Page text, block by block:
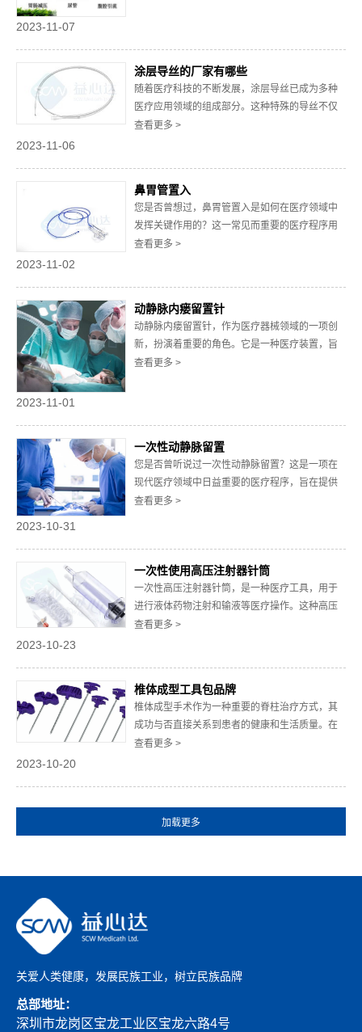
症，如感染、腹腔脓肿和腹...
2023-11-07
涂层导丝的厂家有哪些
随着医疗科技的不断发展，涂层导丝已成为多种
医疗应用领域的组成部分。这种特殊的导丝不仅
可以用于血管介入手术、心脏病治疗、神经外科
新技术有限公司一起了解选择涂层导丝制造商时
应考虑的...
查看更多 >
2023-11-06
鼻胃管置入
您是否曾想过，鼻胃管置入是如何在医疗领域中
发挥关键作用的？这一常见而重要的医疗程序用
于治疗各种胃肠道问题，但很少有人深入了解其
持，帮助他们恢复健康，维持适当的营养水平。
鼻胃管置入...
查看更多 >
2023-11-02
动静脉内瘘留置针
动静脉内瘘留置针，作为医疗器械领域的一项创
新，扮演着重要的角色。它是一种医疗装置，旨
在建立动脉和静脉之间的连接，通常用于透析患
针的优...
查看更多 >
2023-11-01
一次性动静脉留置
您是否曾听说过一次性动静脉留置？这是一项在
现代医疗领域中日益重要的医疗程序，旨在提供
一种更便捷、更卫生的方式来建立静脉通道，以
别是益心达医疗器械提供的产品，以及它们如何
改善医疗体验。1. 了解一次性动静脉留置一次性
动静...
查看更多 >
2023-10-31
一次性使用高压注射器针筒
一次性高压注射器针筒，是一种医疗工具，用于
进行液体药物注射和输液等医疗操作。这种高压
注射器针筒能够承受高压力的注射，通常用于注
料制成，以确保它能够承受高压，避免药液外泄
或引起污染...
查看更多 >
2023-10-23
椎体成型工具包品牌
椎体成型手术作为一种重要的脊柱治疗方式，其
成功与否直接关系到患者的健康和生活质量。在
进行椎体成型手术时，选择合适的工具包品牌至
查看更多 >
2023-10-20
关爱人类健康，发展民族工业，树立民族品牌
总部地址：
深圳市龙岗区宝龙工业区宝龙六路4号